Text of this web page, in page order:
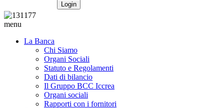
menu
La Banca
Chi Siamo
Organi Sociali
Statuto e Regolamenti
Dati di bilancio
Il Gruppo BCC Iccrea
Organi sociali
Rapporti con i fornitori